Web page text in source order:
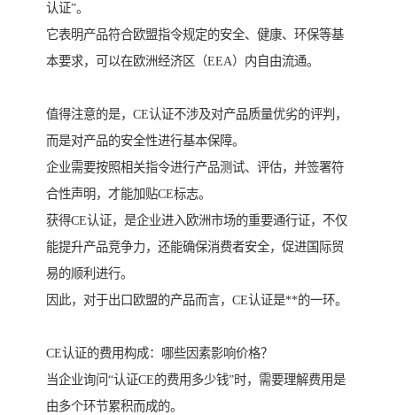
认证”。
它表明产品符合欧盟指令规定的安全、健康、环保等基
本要求，可以在欧洲经济区（EEA）内自由流通。
值得注意的是，CE认证不涉及对产品质量优劣的评判，
而是对产品的安全性进行基本保障。
企业需要按照相关指令进行产品测试、评估，并签署符
合性声明，才能加贴CE标志。
获得CE认证，是企业进入欧洲市场的重要通行证，不仅
能提升产品竞争力，还能确保消费者安全，促进国际贸
易的顺利进行。
因此，对于出口欧盟的产品而言，CE认证是**的一环。
CE认证的费用构成：哪些因素影响价格？
当企业询问“认证CE的费用多少钱”时，需要理解费用是
由多个环节累积而成的。